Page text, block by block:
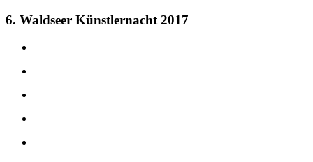
6. Waldseer Künstlernacht 2017